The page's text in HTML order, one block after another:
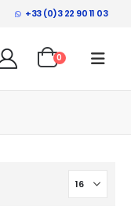
+33 (0)3 22 90 11 03
0